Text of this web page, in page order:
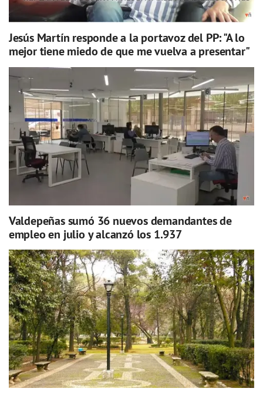
Jesús Martín responde a la portavoz del PP: "A lo
mejor tiene miedo de que me vuelva a presentar"
Valdepeñas sumó 36 nuevos demandantes de
empleo en julio y alcanzó los 1.937